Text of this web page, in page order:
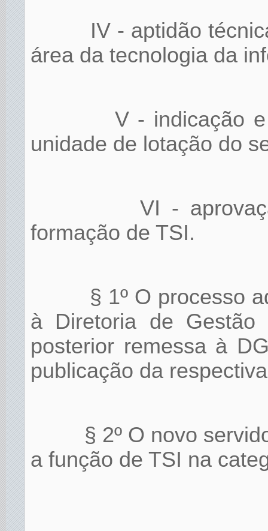
IV - aptidão
área da tecnologia da
V - indicação
unidade de lotação do
VI -
formação de TSI.
§ 1º O processo
à Diretoria de
posterior remessa à
publicação da
§ 2º O novo
a função de TSI na